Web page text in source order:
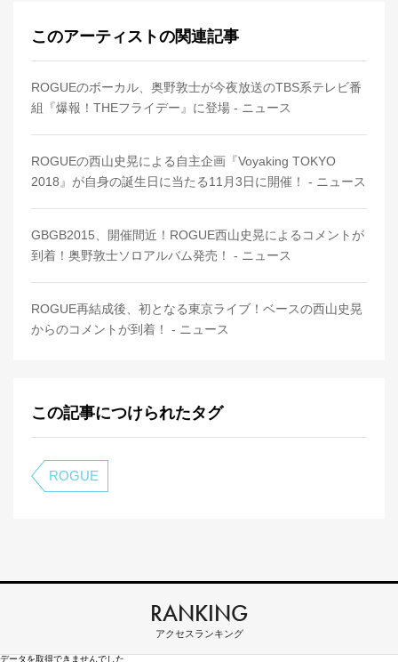
このアーティストの関連記事
ROGUEのボーカル、奥野敦士が今夜放送のTBS系テレビ番
組『爆報！THEフライデー』に登場 - ニュース
ROGUEの西山史晃による自主企画『Voyaking TOKYO
2018』が自身の誕生日に当たる11月3日に開催！ - ニュース
GBGB2015、開催間近！ROGUE西山史晃によるコメントが
到着！奥野敦士ソロアルバム発売！ - ニュース
ROGUE再結成後、初となる東京ライブ！ベースの西山史晃
からのコメントが到着！ - ニュース
この記事につけられたタグ
ROGUE
RANKING
アクセスランキング
データを取得できませんでした